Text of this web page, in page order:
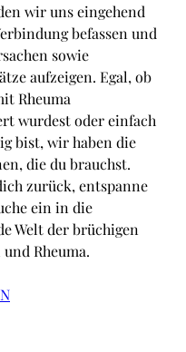
wir uns eingehend
befassen und
sowie
aufzeigen. Egal, ob
Rheuma
wurdest oder einfach
bist, wir haben die
die du brauchst.
zurück, entspanne
ein in die
Welt der brüchigen
Rheuma.